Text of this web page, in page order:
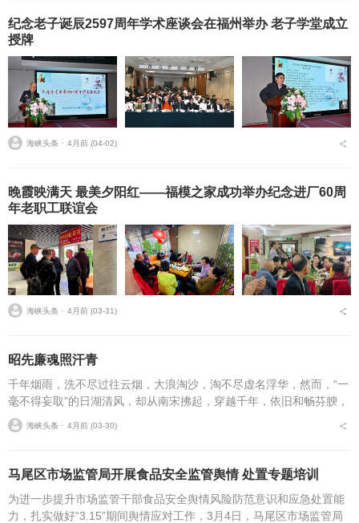
纪念老子诞辰2597周年学术座谈会在福州举办 老子学堂成立
授牌
海峡头条 ⋅ 4月前 (04-02)
晚霞映满天 最美夕阳红——福模之家成功举办纪念进厂60周
年老职工联谊会
海峡头条 ⋅ 4月前 (03-31)
昭先廉魂照汗青
千年烟雨，洗不尽过往云烟，大浪淘沙，淘不尽虚名浮华，然而，“一
毫不得妄取”的日湖清风，却从南宋拂起，穿越千年，依旧和畅芬腴，
抚平了古今多少妄取之心。闽山苍苍，敖水泱泱。唐末，郑氏祖辈随
王审知入闽，发现...
海峡头条 ⋅ 4月前 (03-30)
马尾区市场监管局开展食品安全监管舆情 处置专题培训
为进一步提升市场监管干部食品安全舆情风险防范意识和应急处置能
力，扎实做好“3.15”期间舆情应对工作，3月4日，马尾区市场监管局